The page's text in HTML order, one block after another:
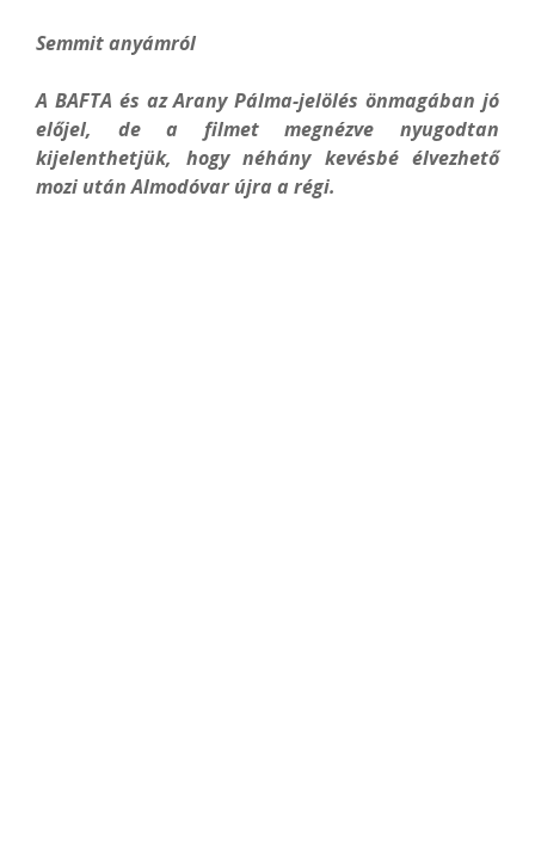
Semmit anyámról
A BAFTA és az Arany Pálma-jelölés önmagában jó
előjel, de a filmet megnézve nyugodtan
kijelenthetjük, hogy néhány kevésbé élvezhető
mozi után Almodóvar újra a régi.